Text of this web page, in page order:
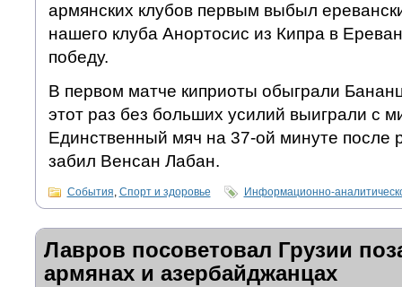
армянских клубов первым выбыл
нашего клуба Анортосис из Кипра в
победу.
В первом матче киприоты обыграли
этот раз без больших усилий выиграли с
Единственный мяч на 37-ой минуте после
забил Венсан Лабан.
События, Спорт и здоровье Информационно-
Лавров посоветовал Грузии
армянах и азербайджанцах